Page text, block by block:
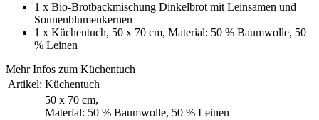
1 x Bio-Brotbackmischung Dinkelbrot mit Leinsamen und
Sonnenblumenkernen
1 x Küchentuch, 50 x 70 cm, Material: 50 % Baumwolle, 50
% Leinen
Mehr Infos zum Küchentuch
Artikel: Küchentuch
50 x 70 cm,
Material: 50 % Baumwolle, 50 % Leinen